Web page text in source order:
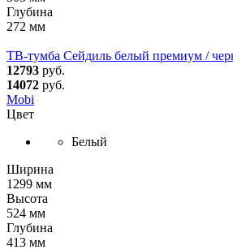
Глубина
272 мм
ТВ-тумба Сейдиль белый премиум /
12793 руб.
14072 руб.
Mobi
Цвет
Белый
Ширина
1299 мм
Высота
524 мм
Глубина
413 мм